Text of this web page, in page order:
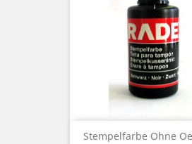
Stempelfarbe Ohne